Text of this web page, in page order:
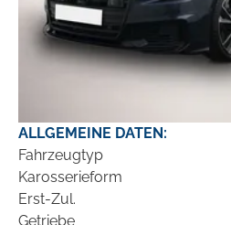
ALLGEMEINE DATEN:
Fahrzeugtyp
Karosserieform
Erst-Zul.
Getriebe